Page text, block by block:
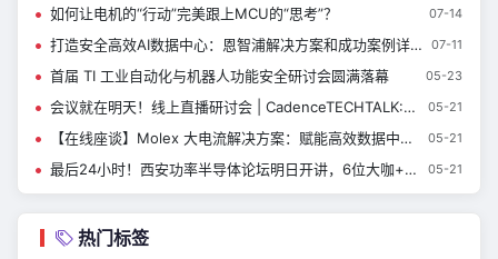
如何让电机的“行动”完美跟上MCU的“思考”？ 07-14
打造安全高效AI数据中心：恩智浦解决方案和成功案例详解 | 恩智浦创新技术峰会演讲精选 ⑦ 07-11
首届 TI 工业自动化与机器人功能安全研讨会圆满落幕 05-23
会议就在明天！线上直播研讨会 | CadenceTECHTALK: Redefining Circuit Design Efficiency with ML-Driven EM Optimization 05-21
【在线座谈】Molex 大电流解决方案：赋能高效数据中心的未来 05-21
最后24小时！西安功率半导体论坛明日开讲，6位大咖+到场有礼 05-21
热门标签